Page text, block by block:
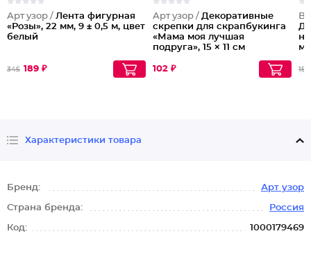
Арт узор / Лента фигурная
«Розы», 22 мм, 9 ± 0,5 м, цвет
белый
345 189 ₽
Арт узор / Декоративные
скрепки для скрапбукинга
«Мама моя лучшая
подруга», 15 × 11 см
102 ₽ 155
Характеристики товара
Бренд: Арт узор
Страна бренда: Россия
Код: 1000179469